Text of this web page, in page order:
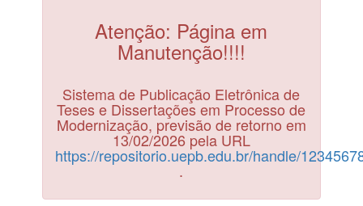
Atenção: Página em
Manutenção!!!!
Sistema de Publicação Eletrônica de
Teses e Dissertações em Processo de
Modernização, previsão de retorno em
13/02/2026 pela URL
https://repositorio.uepb.edu.br/handle/
.